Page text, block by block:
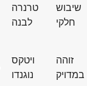
טרנרה
לבנה
שיבוש
חלקי
ויטקס
נוגנדו
זוהה
במדויק